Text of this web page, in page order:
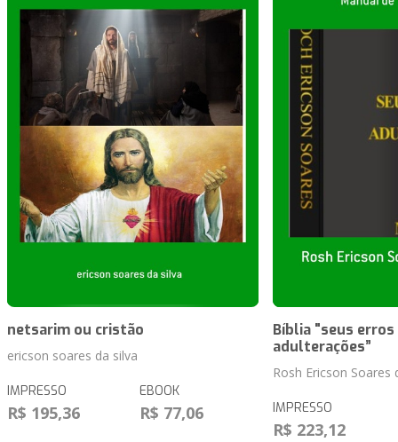
netsarim ou cristão
ericson soares da silva
IMPRESSO
R$ 195,36
EBOOK
R$ 77,06
Bíblia "seus erros
adulterações”
Rosh Ericson Soares
IMPRESSO
R$ 223,12